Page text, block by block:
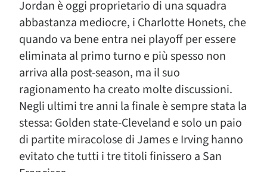
Jordan è oggi proprietario di una squadra
abbastanza mediocre, i Charlotte Honets, che
quando va bene entra nei playoff per essere
eliminata al primo turno e più spesso non
arriva alla post-season, ma il suo
ragionamento ha creato molte discussioni.
Negli ultimi tre anni la finale è sempre stata la
stessa: Golden state-Cleveland e solo un paio
di partite miracolose di James e Irving hanno
evitato che tutti i tre titoli finissero a San